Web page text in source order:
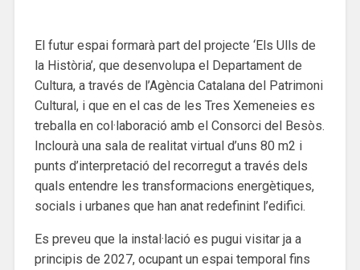
El futur espai formarà part del projecte ‘Els Ulls de
la Història’, que desenvolupa el Departament de
Cultura, a través de l’Agència Catalana del Patrimoni
Cultural, i que en el cas de les Tres Xemeneies es
treballa en col·laboració amb el Consorci del Besòs.
Inclourà una sala de realitat virtual d’uns 80 m2 i
punts d’interpretació del recorregut a través dels
quals entendre les transformacions energètiques,
socials i urbanes que han anat redefinint l’edifici.
Es preveu que la instal·lació es pugui visitar ja a
principis de 2027, ocupant un espai temporal fins